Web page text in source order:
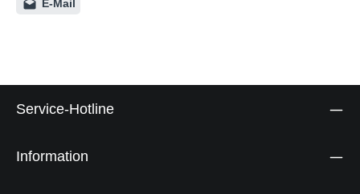
E-Mail
Service-Hotline
Information